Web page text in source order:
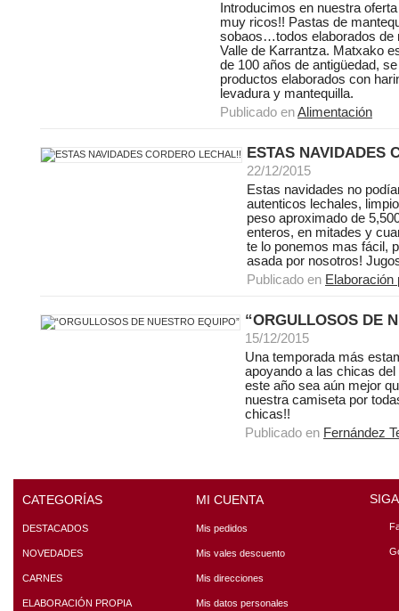
Introducimos en nuestra
muy ricos!! Pastas de
sobaos…todos elaborados de
Valle de Karrantza. Matxako
de 100 años de antigüedad,
productos elaborados con
levadura y mantequilla.
Publicado enAlimentación
ESTAS NAVIDADES
22/12/2015
Estas navidades no
autenticos lechales,
peso aproximado de
enteros, en mitades y
te lo ponemos mas fácil,
asada por nosotros!
Publicado en Elaboración
“ORGULLOSOS DE
15/12/2015
Una temporada más
apoyando a las chicas
este año sea aún mejor
nuestra camiseta por
chicas!!
Publicado en Fernández
CATEGORÍAS
DESTACADOS
NOVEDADES
CARNES
ELABORACIÓN PROPIA
MI CUENTA
Mis pedidos
Mis vales descuento
Mis direcciones
Mis datos personales